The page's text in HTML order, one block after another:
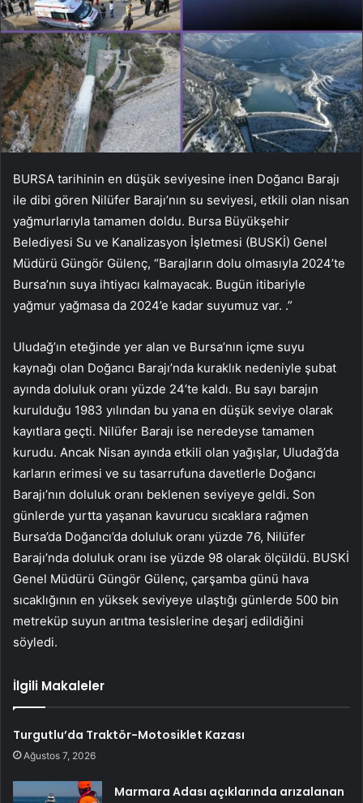
BURSA tarihinin en düşük seviyesine inen Doğancı Barajı
ile dibi gören Nilüfer Barajı’nın su seviyesi, etkili olan nisan
yağmurlarıyla tamamen doldu. Bursa Büyükşehir
Belediyesi Su ve Kanalizasyon İşletmesi (BUSKİ) Genel
Müdürü Güngör Gülenç, “Barajların dolu olmasıyla 2024’te
Bursa’nın suya ihtiyacı kalmayacak. Bugün itibariyle
yağmur yağmasa da 2024’e kadar suyumuz var. .”
Uludağ’ın eteğinde yer alan ve Bursa’nın içme suyu
kaynağı olan Doğancı Barajı’nda kuraklık nedeniyle şubat
ayında doluluk oranı yüzde 24’te kaldı. Bu sayı barajın
kurulduğu 1983 yılından bu yana en düşük seviye olarak
kayıtlara geçti. Nilüfer Barajı ise neredeyse tamamen
kurudu. Ancak Nisan ayında etkili olan yağışlar, Uludağ’da
karların erimesi ve su tasarrufuna davetlerle Doğancı
Barajı’nın doluluk oranı beklenen seviyeye geldi. Son
günlerde yurtta yaşanan kavurucu sıcaklara rağmen
Bursa’da Doğancı’da doluluk oranı yüzde 76, Nilüfer
Barajı’nda doluluk oranı ise yüzde 98 olarak ölçüldü. BUSKİ
Genel Müdürü Güngör Gülenç, çarşamba günü hava
sıcaklığının en yüksek seviyeye ulaştığı günlerde 500 bin
metreküp suyun arıtma tesislerine deşarj edildiğini
söyledi.
İlgili Makaleler
Turgutlu’da Traktör-Motosiklet Kazası
Ağustos 7, 2026
Marmara Adası açıklarında arızalanan